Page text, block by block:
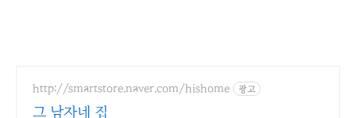
http://smartstore.naver.com/hishome 광고
그 남자네 집